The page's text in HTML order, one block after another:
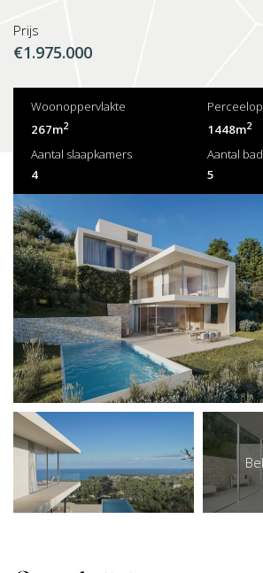
Prijs
€1.975.000
Woonoppervlakte
267m2
1448m2
Aantal slaapkamers
4
Aantal
5